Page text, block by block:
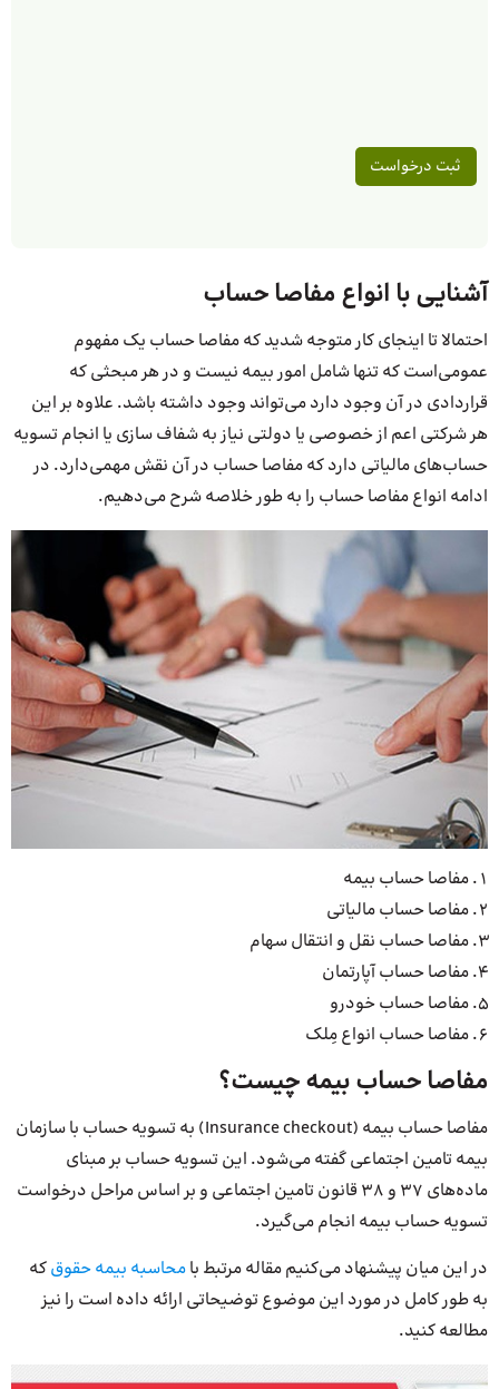
آشنایی با انواع مفاصا حساب
احتمالا تا اینجای کار متوجه شدید که مفاصا حساب یک مفهوم
عمومی‌است که تنها شامل امور بیمه نیست و در هر مبحثی که
قراردادی در آن وجود دارد می‌تواند وجود داشته باشد. علاوه بر این
هر شرکتی اعم از خصوصی یا دولتی نیاز به شفاف سازی یا انجام تسویه
حساب‌های مالیاتی دارد که مفاصا حساب در آن نقش مهمی‌دارد. در
ادامه انواع مفاصا حساب را به طور خلاصه شرح می‌دهیم.
مفاصا حساب بیمه
مفاصا حساب مالیاتی
مفاصا حساب نقل و انتقال سهام
مفاصا حساب آپارتمان
مفاصا حساب خودرو
مفاصا حساب انواع مِلک
مفاصا حساب بیمه چیست؟
مفاصا حساب بیمه (Insurance checkout) به تسویه حساب با سازمان
بیمه تامین اجتماعی گفته می‌شود. این تسویه حساب بر مبنای
ماده‌های 37 و 38 قانون تامین اجتماعی و بر اساس مراحل درخواست
تسویه حساب بیمه انجام می‌گیرد.
در این میان پیشنهاد می‌کنیم مقاله مرتبط بامحاسبه بیمه حقوقکه
به طور کامل در مورد این موضوع توضیحاتی ارائه داده است را نیز
مطالعه کنید.